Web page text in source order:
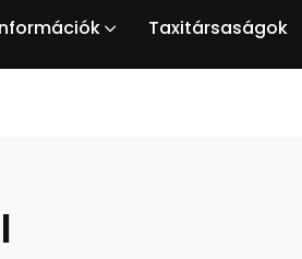
Taxitársaságok